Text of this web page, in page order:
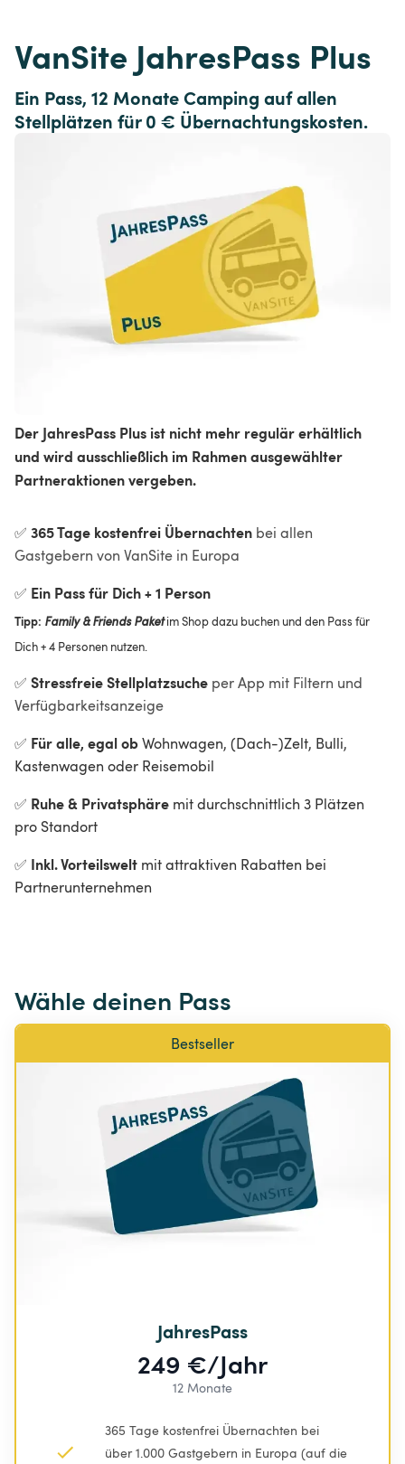
VanSite JahresPass Plus
Ein Pass, 12 Monate Camping auf allen
Stellplätzen für 0 € Übernachtungskosten.
Der JahresPass Plus ist nicht mehr regulär erhältlich
und wird ausschließlich im Rahmen ausgewählter
Partneraktionen vergeben.
✅ 365 Tage kostenfrei Übernachten bei allen
Gastgebern von VanSite in Europa
✅ Ein Pass für Dich + 1 Person
Tipp: Family & Friends Paket im Shop dazu buchen und den Pass für
Dich + 4 Personen nutzen.
✅ Stressfreie Stellplatzsuche per App mit Filtern und
Verfügbarkeitsanzeige
✅ Für alle, egal ob Wohnwagen, (Dach-)Zelt, Bulli,
Kastenwagen oder Reisemobil
✅ Ruhe & Privatsphäre mit durchschnittlich 3 Plätzen
pro Standort
✅ Inkl. Vorteilswelt mit attraktiven Rabatten bei
Partnerunternehmen
Wähle deinen Pass
Bestseller
JahresPass
249 €/Jahr
12 Monate
365 Tage kostenfrei Übernachten bei
über 1.000 Gastgebern in Europa (auf die